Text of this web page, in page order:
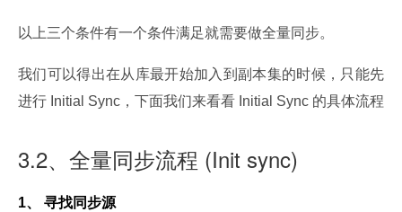
以上三个条件有一个条件满足就需要做全量同步。
我们可以得出在从库最开始加入到副本集的时候，只能先
进行 Initial Sync，下面我们来看看 Initial Sync 的具体流程
3.2、全量同步流程 (Init sync)
1、 寻找同步源